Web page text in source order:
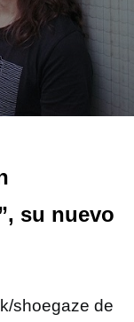
su nuevo
shoegaze de